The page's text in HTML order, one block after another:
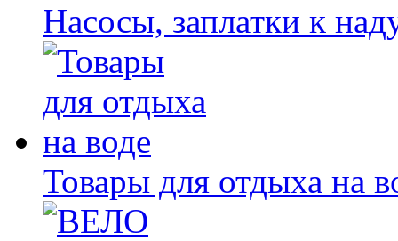
Насосы, заплатки к
Товары для отдыха на